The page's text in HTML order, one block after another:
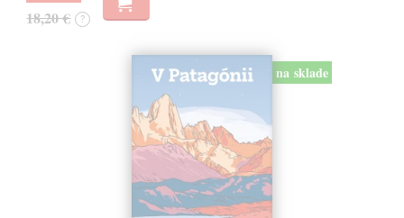
18,20 € ?
na sklade